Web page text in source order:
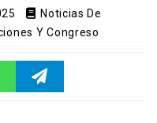
Noticias De
Y Congreso